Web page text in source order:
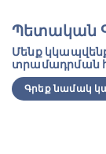
Պետական
Մենք
տրամադրման
Գրեք նամակ